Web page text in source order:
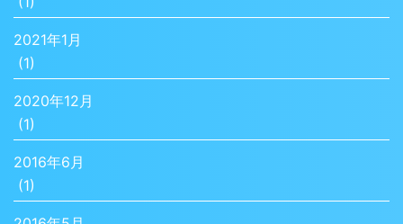
2021年1月
(1)
2020年12月
(1)
2016年6月
(1)